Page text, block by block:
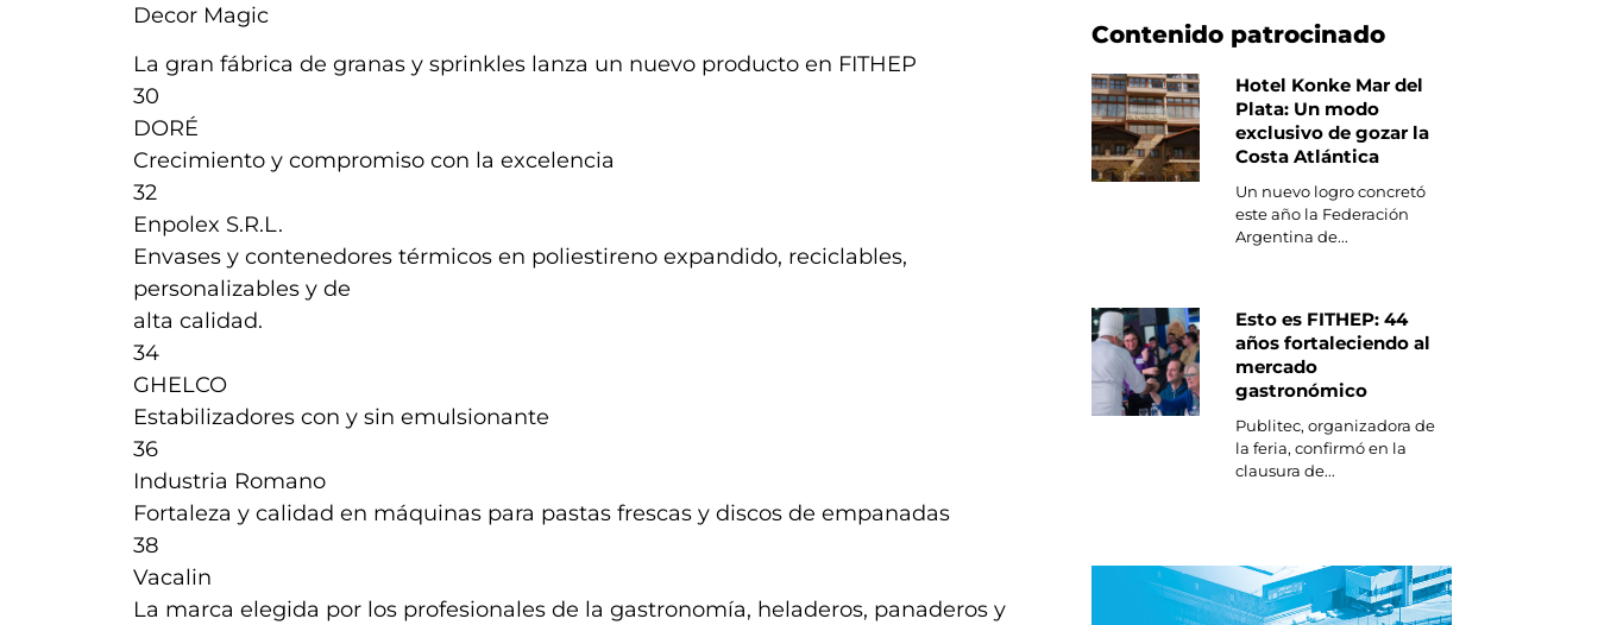
Decor Magic
La gran fábrica de granas y sprinkles lanza un nuevo producto en FITHEP
30
DORÉ
Crecimiento y compromiso con la excelencia
32
Enpolex S.R.L.
Envases y contenedores térmicos en poliestireno expandido, reciclables,
personalizables y de
alta calidad.
34
GHELCO
Estabilizadores con y sin emulsionante
36
Industria Romano
Fortaleza y calidad en máquinas para pastas frescas y discos de empanadas
38
Vacalin
La marca elegida por los profesionales de la gastronomía, heladeros, panaderos y
Contenido patrocinado
Hotel Konke Mar del
Plata: Un modo
exclusivo de gozar la
Costa Atlántica
Un nuevo logro concretó
este año la Federación
Argentina de...
Esto es FITHEP: 44
años fortaleciendo al
mercado
gastronómico
Publitec, organizadora de
la feria, confirmó en la
clausura de...